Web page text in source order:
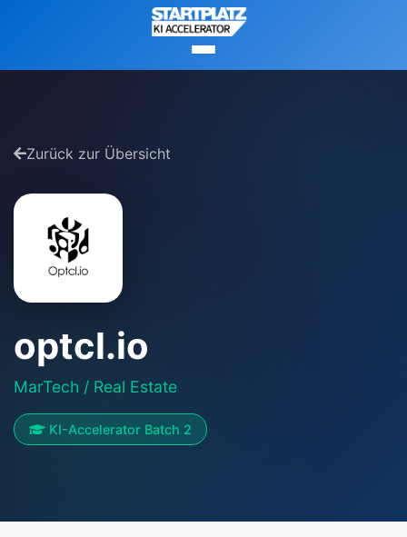
Zurück zur Übersicht
optcl.io
MarTech / Real Estate
KI-Accelerator Batch 2